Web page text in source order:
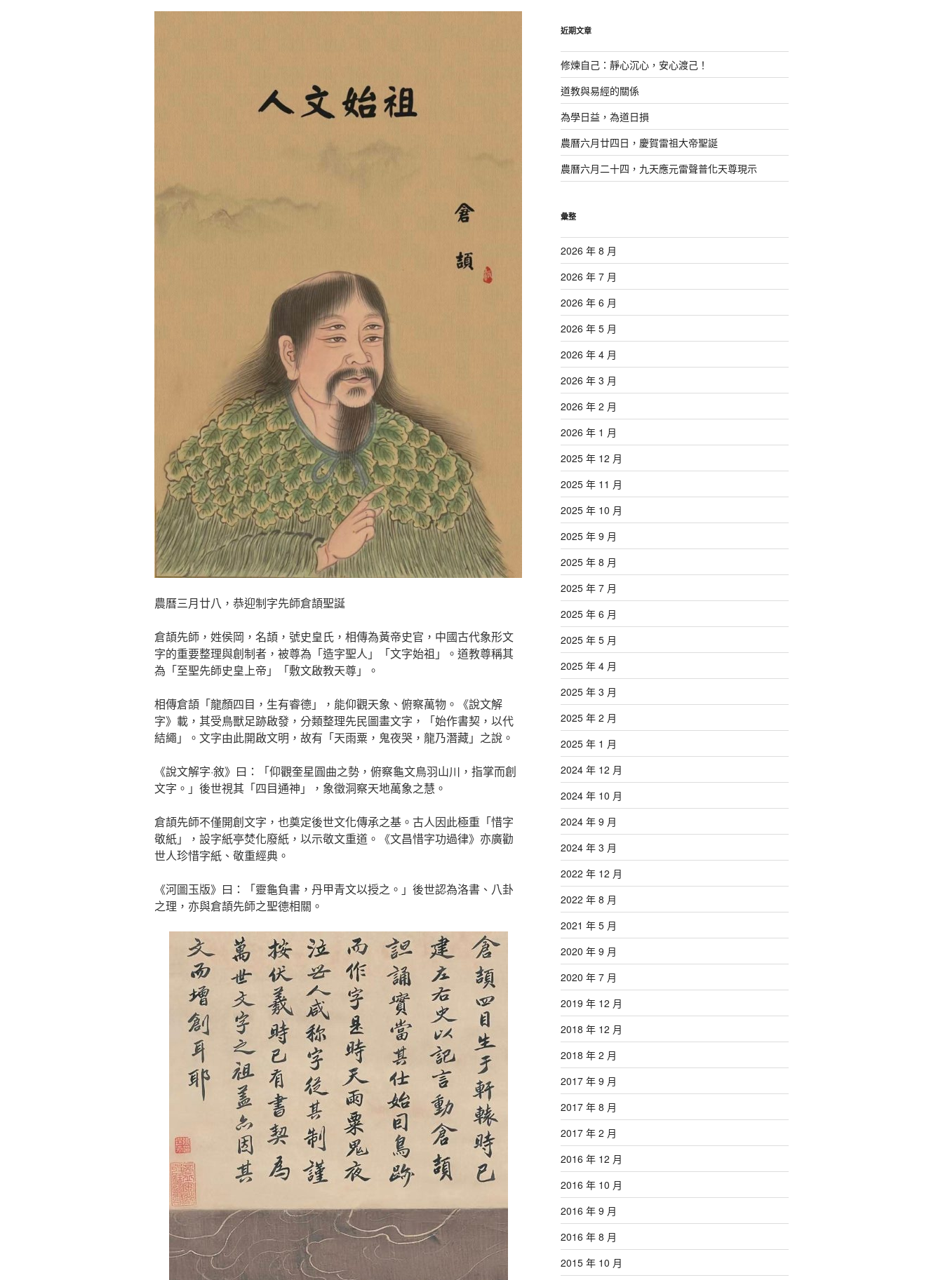
農曆三月廿八，恭迎制字先師倉頡聖誕
倉頡先師，姓侯岡，名頡，號史皇氏，相傳為黃帝史官，中國古代象形文
字的重要整理與創制者，被尊為「造字聖人」「文字始祖」。道教尊稱其
為「至聖先師史皇上帝」「敷文啟教天尊」。
相傳倉頡「龍顏四目，生有睿德」，能仰觀天象、俯察萬物。《說文解
字》載，其受鳥獸足跡啟發，分類整理先民圖畫文字，「始作書契，以代
結繩」。文字由此開啟文明，故有「天雨粟，鬼夜哭，龍乃潛藏」之說。
《說文解字·敘》曰：「仰觀奎星圓曲之勢，俯察龜文鳥羽山川，指掌而創
文字。」後世視其「四目通神」，象徵洞察天地萬象之慧。
倉頡先師不僅開創文字，也奠定後世文化傳承之基。古人因此極重「惜字
敬紙」，設字紙亭焚化廢紙，以示敬文重道。《文昌惜字功過律》亦廣勸
世人珍惜字紙、敬重經典。
《河圖玉版》曰：「靈龜負書，丹甲青文以授之。」後世認為洛書、八卦
之理，亦與倉頡先師之聖德相關。
字:
近期文章
修煉自己：靜心沉心，安心渡己！
道教與易經的關係
為學日益，為道日損
農曆六月廿四日，慶賀雷祖大帝聖誕
農曆六月二十四，九天應元雷聲普化天尊現示
彙整
2026 年 8 月
2026 年 7 月
2026 年 6 月
2026 年 5 月
2026 年 4 月
2026 年 3 月
2026 年 2 月
2026 年 1 月
2025 年 12 月
2025 年 11 月
2025 年 10 月
2025 年 9 月
2025 年 8 月
2025 年 7 月
2025 年 6 月
2025 年 5 月
2025 年 4 月
2025 年 3 月
2025 年 2 月
2025 年 1 月
2024 年 12 月
2024 年 10 月
2024 年 9 月
2024 年 3 月
2022 年 12 月
2022 年 8 月
2021 年 5 月
2020 年 9 月
2020 年 7 月
2019 年 12 月
2018 年 12 月
2018 年 2 月
2017 年 9 月
2017 年 8 月
2017 年 2 月
2016 年 12 月
2016 年 10 月
2016 年 9 月
2016 年 8 月
2015 年 10 月